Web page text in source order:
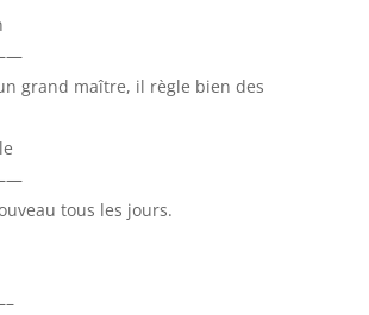
grand maître, il règle bien des
tous les jours.